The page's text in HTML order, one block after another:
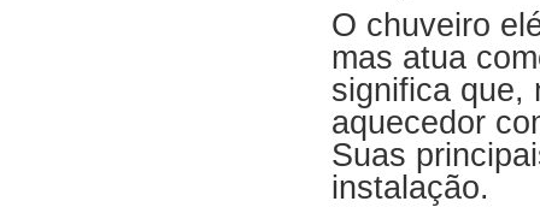
O chuveiro
mas atua
significa que,
aquecedor
Suas
instalação.